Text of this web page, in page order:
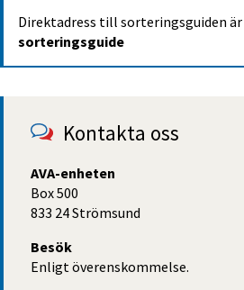
Direktadress till sorteringsguiden är
sorteringsguide
Kontakta oss
AVA-enheten
Box 500
833 24 Strömsund
Besök
Enligt överenskommelse.